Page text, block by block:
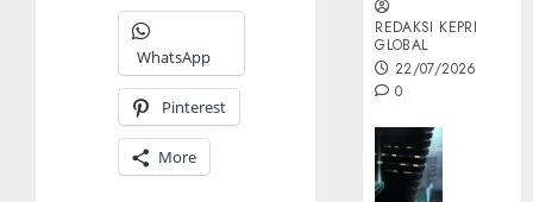
WhatsApp
Pinterest
More
REDAKSI KEPRI
GLOBAL
22/07/2026
0